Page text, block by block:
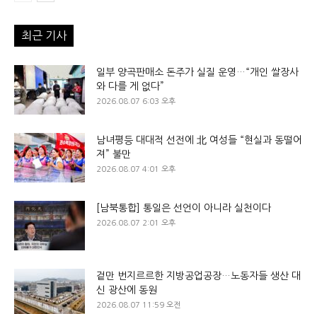
최근 기사
일부 양곡판매소 돈주가 실질 운영…“개인 쌀장사
와 다를 게 없다”
2026.08.07 6:03 오후
남녀평등 대대적 선전에 北 여성들 “현실과 동떨어
져” 불만
2026.08.07 4:01 오후
[남북통합] 통일은 선언이 아니라 실천이다
2026.08.07 2:01 오후
겉만 번지르르한 지방공업공장…노동자들 생산 대
신 광산에 동원
2026.08.07 11:59 오전